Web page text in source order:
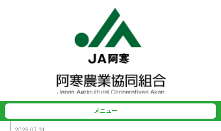
メニュー